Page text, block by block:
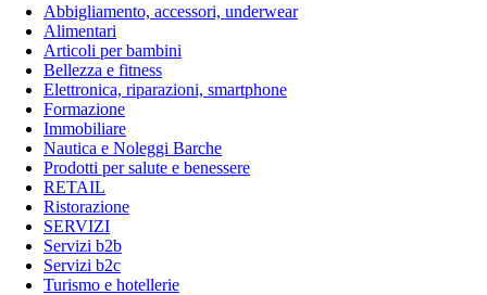
Abbigliamento, accessori, underwear
Alimentari
Articoli per bambini
Bellezza e fitness
Elettronica, riparazioni, smartphone
Formazione
Immobiliare
Nautica e Noleggi Barche
Prodotti per salute e benessere
RETAIL
Ristorazione
SERVIZI
Servizi b2b
Servizi b2c
Turismo e hotellerie